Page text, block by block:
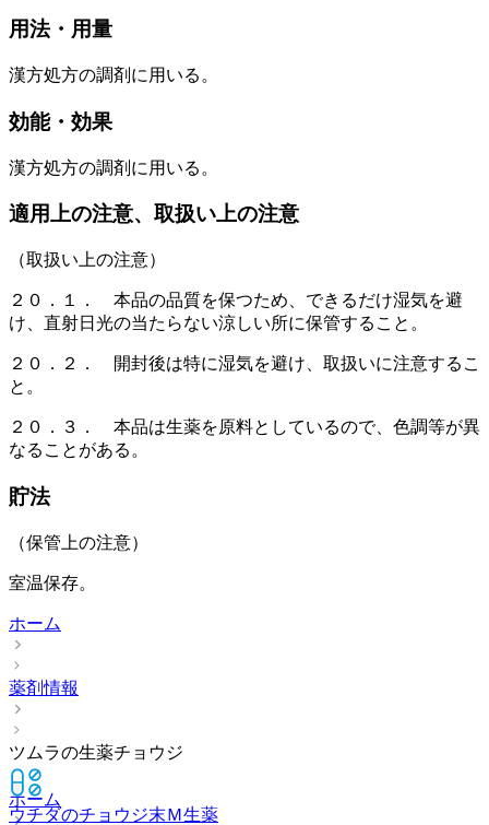
用法・用量
漢方処方の調剤に用いる。
効能・効果
漢方処方の調剤に用いる。
適用上の注意、取扱い上の注意
（取扱い上の注意）
２０．１． 本品の品質を保つため、できるだけ湿気を避
け、直射日光の当たらない涼しい所に保管すること。
２０．２． 開封後は特に湿気を避け、取扱いに注意するこ
と。
２０．３． 本品は生薬を原料としているので、色調等が異
なることがある。
貯法
（保管上の注意）
室温保存。
ホーム
薬剤情報
ツムラの生薬チョウジ
ウチダのチョウジ末Ｍ生薬
ホーム